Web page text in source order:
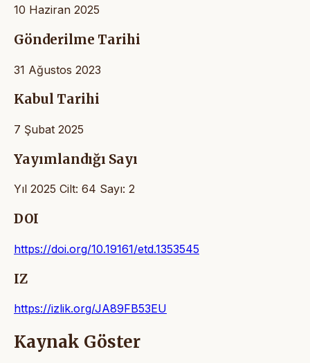
10 Haziran 2025
Gönderilme Tarihi
31 Ağustos 2023
Kabul Tarihi
7 Şubat 2025
Yayımlandığı Sayı
Yıl 2025 Cilt: 64 Sayı: 2
DOI
https://doi.org/10.19161/etd.1353545
IZ
https://izlik.org/JA89FB53EU
Kaynak Göster